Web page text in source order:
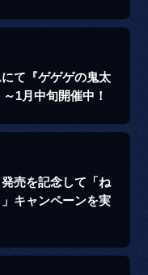
て『ゲゲゲの鬼太
1月中旬開催中！
売を記念して「ね
キャンペーンを実